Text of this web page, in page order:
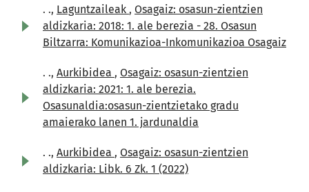
. ., Laguntzaileak , Osagaiz: osasun-zientzien
aldizkaria: 2018: 1. ale berezia - 28. Osasun
Biltzarra: Komunikazioa-Inkomunikazioa Osagaiz
. ., Aurkibidea , Osagaiz: osasun-zientzien
aldizkaria: 2021: 1. ale berezia.
Osasunaldia:osasun-zientzietako gradu
amaierako lanen 1. jardunaldia
. ., Aurkibidea , Osagaiz: osasun-zientzien
aldizkaria: Libk. 6 Zk. 1 (2022)